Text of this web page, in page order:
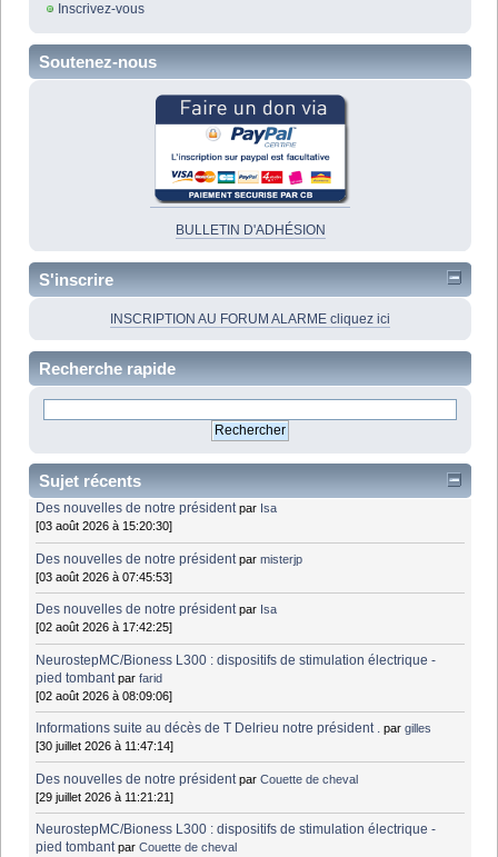
Inscrivez-vous
Soutenez-nous
BULLETIN D'ADHÉSION
S'inscrire
INSCRIPTION AU FORUM ALARME cliquez ici
Recherche rapide
Sujet récents
Des nouvelles de notre président par Isa
[03 août 2026 à 15:20:30]
Des nouvelles de notre président parmisterjp
[03 août 2026 à 07:45:53]
Des nouvelles de notre président par Isa
[02 août 2026 à 17:42:25]
NeurostepMC/Bioness L300 : dispositifs de stimulation électrique -
pied tombant parfarid
[02 août 2026 à 08:09:06]
Informations suite au décès de T Delrieu notre président . pargilles
[30 juillet 2026 à 11:47:14]
Des nouvelles de notre président parCouette de cheval
[29 juillet 2026 à 11:21:21]
NeurostepMC/Bioness L300 : dispositifs de stimulation électrique -
pied tombant parCouette de cheval